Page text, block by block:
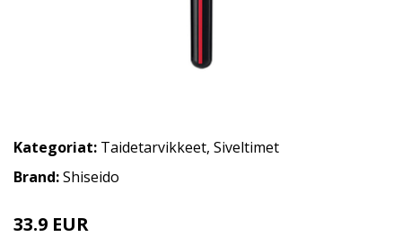
Kategoriat: Taidetarvikkeet, Siveltimet
Brand:Shiseido
33.9 EUR